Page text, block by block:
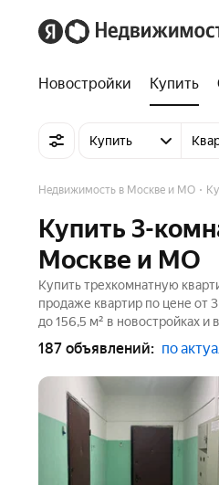
Новостройки Купить
Купить
Недвижимость в Москве и МО
Купить 3-
Москве и МО
Купить трехкомнатную
продаже квартир по цене
до 156,5 м² в новостройках
187 объявлений: по